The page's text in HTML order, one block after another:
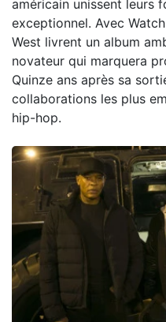
américain unissent leurs
exceptionnel. Avec
West livrent un album
novateur qui marquera
Quinze ans après sa
collaborations les plus
hip-hop.